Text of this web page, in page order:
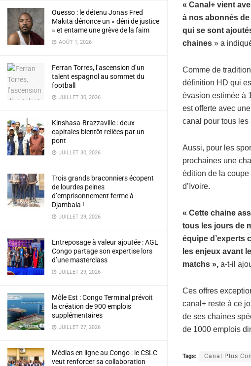
Ouesso : le détenu Jonas Fred
Makita dénonce un « déni de justice
» et entame une grève de la faim
AOÛT 1, 2026
Ferran Torres, l’ascension d’un
talent espagnol au sommet du
football
JUILLET 30, 2026
Kinshasa-Brazzaville : deux
capitales bientôt reliées par un
pont
JUILLET 30, 2026
Trois grands braconniers écopent
de lourdes peines
d’emprisonnement ferme à
Djambala !
JUILLET 29, 2026
Entreposage à valeur ajoutée : AGL
Congo partage son expertise lors
d’une masterclass
JUILLET 29, 2026
Môle Est : Congo Terminal prévoit
la création de 900 emplois
supplémentaires
JUILLET 27, 2026
Médias en ligne au Congo : le CSLC
veut renforcer sa collaboration
« Canal+ vient
à nos abonnés
qui se sont
chaines » a
Comme de
définition HD qui
évasion estimée à
est offerte avec
canal pour tous les
Aussi, pour les
prochaines une
édition de la coupe
d’Ivoire.
« Cette chaine
tous les jours de
équipe d’experts
les enjeux avant
matchs », a-t-il
Ces offres
canal+ reste à ce
de ses chaines
de 1000 emplois
Tags: Canal Plus